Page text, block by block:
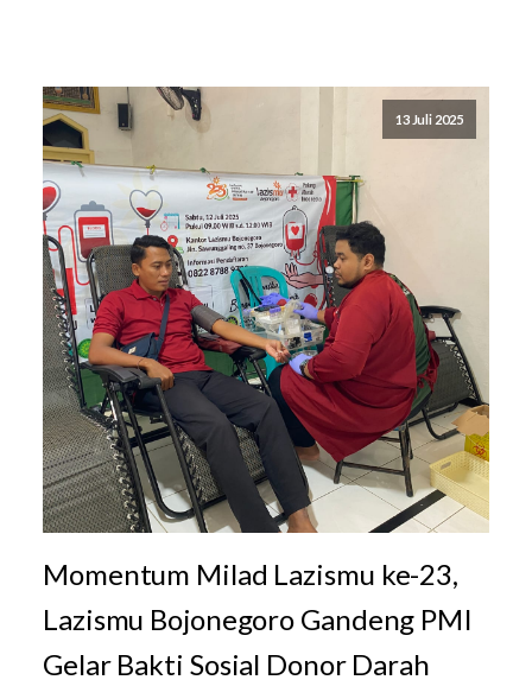
13 Juli 2025
Momentum Milad Lazismu ke-23,
Lazismu Bojonegoro Gandeng PMI
Gelar Bakti Sosial Donor Darah